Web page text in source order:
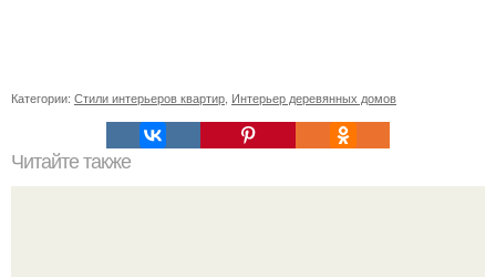
Категории: Стили интерьеров квартир Интерьер деревянных домов
Читайте также